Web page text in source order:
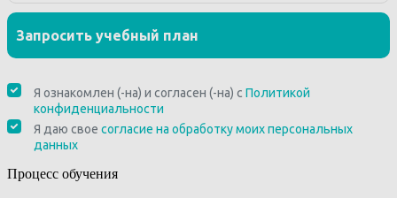
Процесс обучения